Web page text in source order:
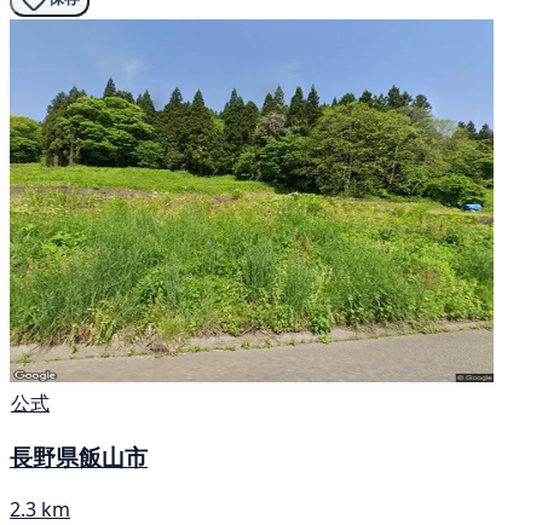
公式
長野県飯山市
2.3 km